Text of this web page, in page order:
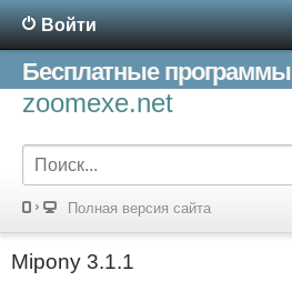
Войти
Бесплатные программы
zoomexe.net
Полная версия сайта
Mipony 3.1.1